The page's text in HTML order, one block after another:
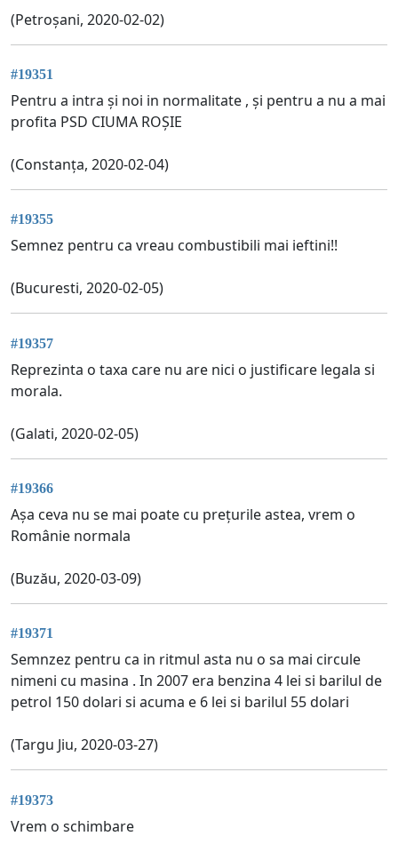
(Petroșani, 2020-02-02)
#19351
Pentru a intra și noi in normalitate , și pentru a nu a mai
profita PSD CIUMA ROȘIE
(Constanța, 2020-02-04)
#19355
Semnez pentru ca vreau combustibili mai ieftini!!
(Bucuresti, 2020-02-05)
#19357
Reprezinta o taxa care nu are nici o justificare legala si
morala.
(Galati, 2020-02-05)
#19366
Așa ceva nu se mai poate cu prețurile astea, vrem o
Românie normala
(Buzău, 2020-03-09)
#19371
Semnzez pentru ca in ritmul asta nu o sa mai circule
nimeni cu masina . In 2007 era benzina 4 lei si barilul de
petrol 150 dolari si acuma e 6 lei si barilul 55 dolari
(Targu Jiu, 2020-03-27)
#19373
Vrem o schimbare